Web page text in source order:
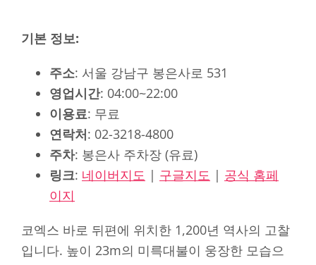
기본 정보:
주소: 서울 강남구 봉은사로 531
영업시간: 04:00~22:00
이용료: 무료
연락처: 02-3218-4800
주차: 봉은사 주차장 (유료)
링크: 네이버지도 | 구글지도 | 공식 홈페
이지
코엑스 바로 뒤편에 위치한 1,200년 역사의 고찰
입니다. 높이 23m의 미륵대불이 웅장한 모습으